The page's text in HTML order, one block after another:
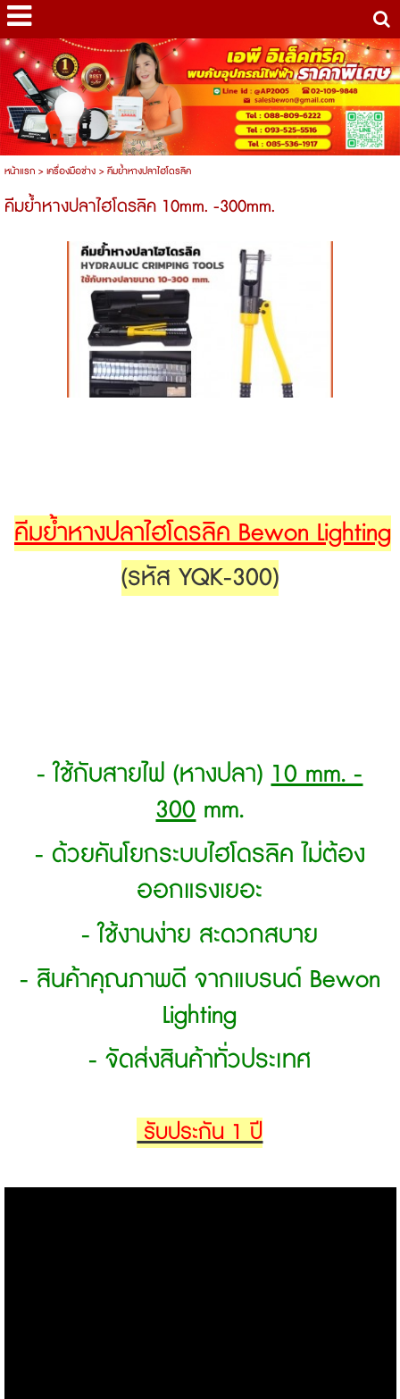
หน้าแรก> เครื่องมือช่าง> คีมย้ำหางปลาไฮโดรลิค
คีมย้ำหางปลาไฮโดรลิค 10mm. -300mm.
คีมย้ำหางปลาไฮโดรลิค Bewon Lighting
(รหัส YQK-300)
- ใช้กับสายไฟ (หางปลา)10 mm. -
300mm.
- ด้วยคันโยกระบบไฮโดรลิค ไม่ต้อง
ออกแรงเยอะ
- ใช้งานง่าย สะดวกสบาย
- สินค้าคุณภาพดี จากแบรนด์ Bewon
Lighting
- จัดส่งสินค้าทั่วประเทศ
รับประกัน 1 ปี